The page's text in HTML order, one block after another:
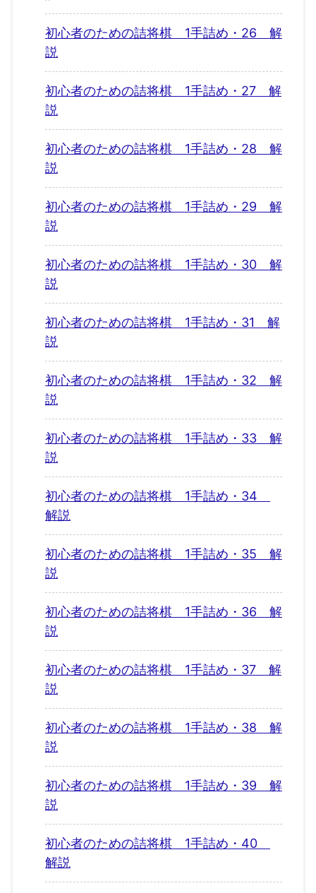
初心者のための詰将棋 1手詰め・26 解
説
初心者のための詰将棋 1手詰め・27 解
説
初心者のための詰将棋 1手詰め・28 解
説
初心者のための詰将棋 1手詰め・29 解
説
初心者のための詰将棋 1手詰め・30 解
説
初心者のための詰将棋 1手詰め・31 解
説
初心者のための詰将棋 1手詰め・32 解
説
初心者のための詰将棋 1手詰め・33 解
説
初心者のための詰将棋 1手詰め・34
解説
初心者のための詰将棋 1手詰め・35 解
説
初心者のための詰将棋 1手詰め・36 解
説
初心者のための詰将棋 1手詰め・37 解
説
初心者のための詰将棋 1手詰め・38 解
説
初心者のための詰将棋 1手詰め・39 解
説
初心者のための詰将棋 1手詰め・40
解説